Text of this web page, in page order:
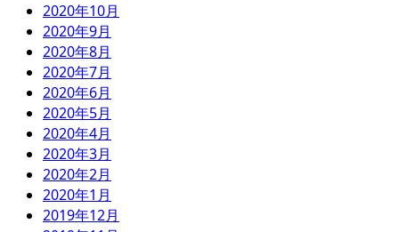
2020年10月
2020年9月
2020年8月
2020年7月
2020年6月
2020年5月
2020年4月
2020年3月
2020年2月
2020年1月
2019年12月